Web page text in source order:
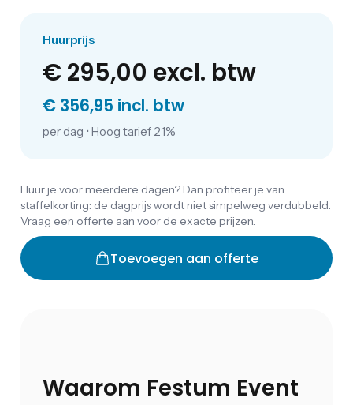
Huurprijs
€ 295,00 excl. btw
€ 356,95 incl. btw
per dag • Hoog tarief 21%
Huur je voor meerdere dagen? Dan profiteer je van
staffelkorting: de dagprijs wordt niet simpelweg verdubbeld.
Vraag een offerte aan voor de exacte prijzen.
Toevoegen aan offerte
Waarom Festum Event